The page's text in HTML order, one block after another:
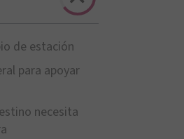
de estación
para apoyar
necesita